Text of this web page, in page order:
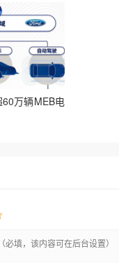
万辆MEB电